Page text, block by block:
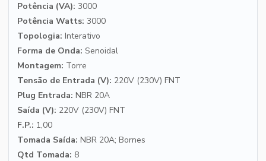
Potência (VA): 3000
Potência Watts: 3000
Topologia: Interativo
Forma de Onda: Senoidal
Montagem: Torre
Tensão de Entrada (V): 220V (230V) FNT
Plug Entrada: NBR 20A
Saída (V): 220V (230V) FNT
F.P.: 1,00
Tomada Saída: NBR 20A; Bornes
Qtd Tomada: 8